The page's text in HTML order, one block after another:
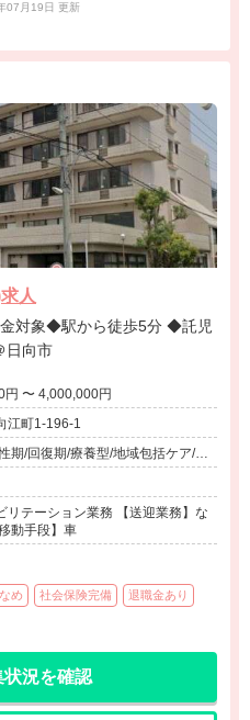
07月19日 更新
人
日向市
年収 3,500,000円 〜 4,000,000円
江町1-196-1
期/回復期/療養型/地域包括ケア/ケ
）、介護保険関連施設（介護老人
護・リハ）、その他（その他）
リテーション業務 【送迎業務】な
動手段】車
め 社会保険完備 退職金あり
況を確認